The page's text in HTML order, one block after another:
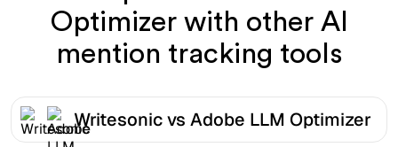
Optimizer with other AI
mention tracking tools
Writesonic vs Adobe LLM Optimizer